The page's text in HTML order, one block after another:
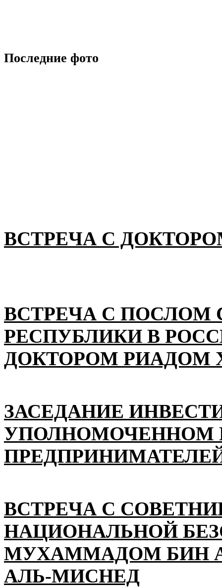
Последние фото
ВСТРЕЧА С
ВСТРЕЧА С ПОСЛОМ
РЕСПУБЛИКИ В
ДОКТОРОМ РИАДОМ
ЗАСЕДАНИЕ
УПОЛНОМОЧЕННОМ
ВСТРЕЧА С
НАЦИОНАЛЬНОЙ
МУХАММАДОМ БИН
АЛЬ-МИСНЕД